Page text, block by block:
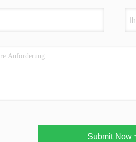
Submit Now